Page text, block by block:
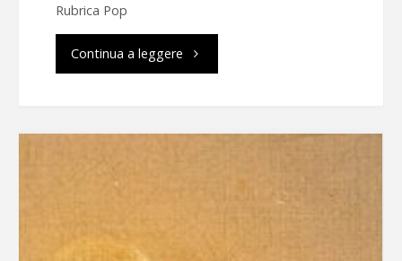
Rubrica Pop
Continua a leggere"Le
tra